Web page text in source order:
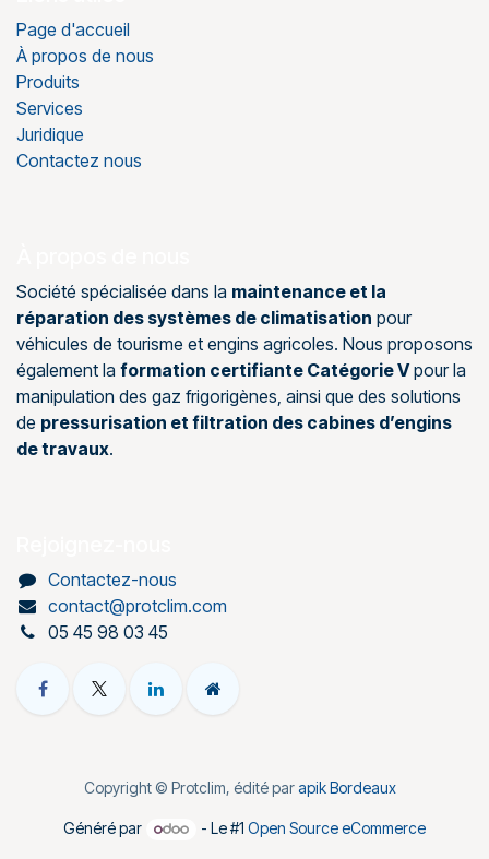
Page d'accueil
À propos de nous
Produits
Services
Juridique
Contactez nous
Société spécialisée dans la maintenance et la
réparation des systèmes de climatisation pour
véhicules de tourisme et engins agricoles. Nous proposons
également la formation certifiante Catégorie Vpour la
manipulation des gaz frigorigènes, ainsi que des solutions
de pressurisation et filtration des cabines d’engins
de travaux.
Contactez-nous
contact@protclim.com
05 45 98 03 45
Copyright © Protclim, édité parapik Bordeaux
Généré par - Le #1Open Source eCommerce